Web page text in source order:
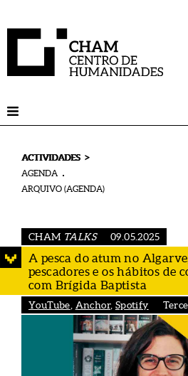
ACTIVIDADES >
AGENDA
ARQUIVO (AGENDA)
CHAM TALKS 09.05.2025
A pesca do atum no
pescadores e os hábitos de
com Brígida Baptista
YouTube Anchor, Spotify